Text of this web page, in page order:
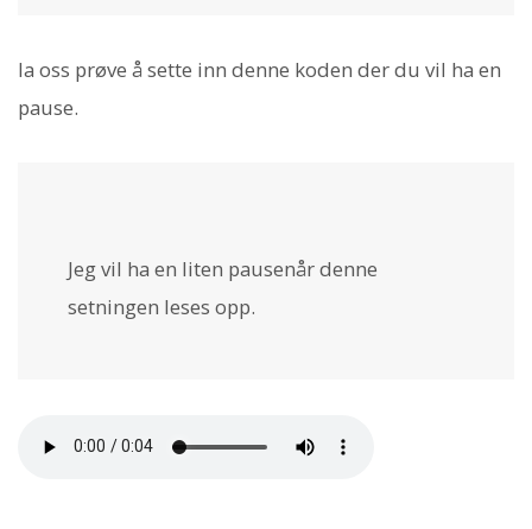
la oss prøve å sette inn denne koden der du vil ha en
pause.
Jeg vil ha en liten pausenår denne
setningen leses opp.